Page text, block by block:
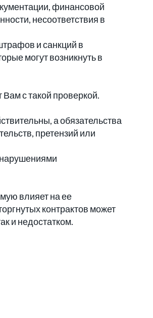
финансовой
несоответствия в
и санкций в
могут возникнуть в
с такой проверкой.
а обязательства
претензий или
влияет на ее
контрактов может
и недостатком.